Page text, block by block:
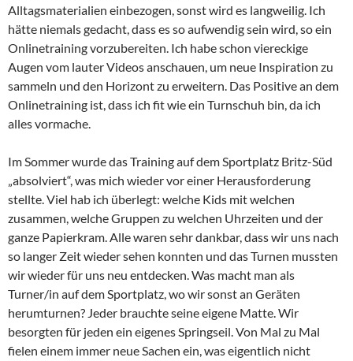
Alltagsmaterialien einbezogen, sonst wird es langweilig. Ich
hätte niemals gedacht, dass es so aufwendig sein wird, so ein
Onlinetraining vorzubereiten. Ich habe schon viereckige
Augen vom lauter Videos anschauen, um neue Inspiration zu
sammeln und den Horizont zu erweitern. Das Positive an dem
Onlinetraining ist, dass ich fit wie ein Turnschuh bin, da ich
alles vormache.
Im Sommer wurde das Training auf dem Sportplatz Britz-Süd
„absolviert“, was mich wieder vor einer Herausforderung
stellte. Viel hab ich überlegt: welche Kids mit welchen
zusammen, welche Gruppen zu welchen Uhrzeiten und der
ganze Papierkram. Alle waren sehr dankbar, dass wir uns nach
so langer Zeit wieder sehen konnten und das Turnen mussten
wir wieder für uns neu entdecken. Was macht man als
Turner/in auf dem Sportplatz, wo wir sonst an Geräten
herumturnen? Jeder brauchte seine eigene Matte. Wir
besorgten für jeden ein eigenes Springseil. Von Mal zu Mal
fielen einem immer neue Sachen ein, was eigentlich nicht